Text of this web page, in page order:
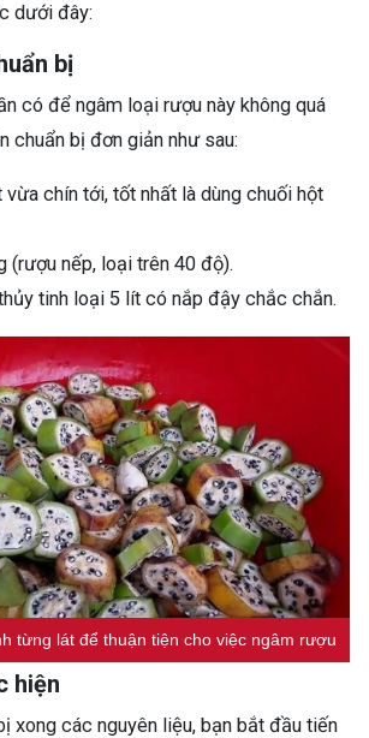
dưới đây:
bị
có để ngâm loại rượu này không quá
chuẩn bị đơn giản như sau:
vừa chín tới, tốt nhất là dùng chuối hột
(rượu nếp, loại trên 40 độ).
tinh loại 5 lít có nắp đậy chắc chắn.
từng lát để thuận tiện cho việc ngâm rượu
hiện
xong các nguyên liệu, bạn bắt đầu tiến